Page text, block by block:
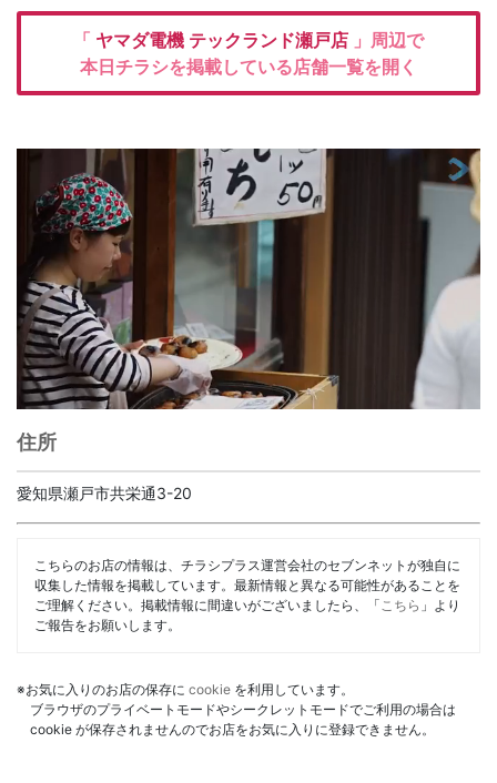
「 ヤマダ電機 テックランド瀬戸店 」周辺で
本日チラシを掲載している店舗一覧を開く
住所
愛知県瀬戸市共栄通3-20
こちらのお店の情報は、チラシプラス運営会社のセブンネットが独自に
収集した情報を掲載しています。最新情報と異なる可能性があることを
ご理解ください。掲載情報に間違いがございましたら、「 こちら 」より
ご報告をお願いします。
※お気に入りのお店の保存に cookie を利用しています。
ブラウザのプライベートモードやシークレットモードでご利用の場合は
cookie が保存されませんのでお店をお気に入りに登録できません。